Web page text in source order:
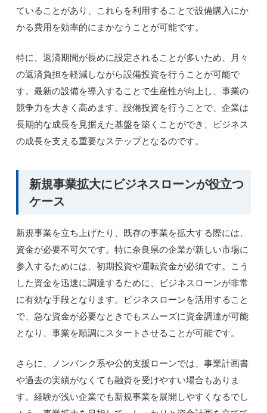
ていることがあり、これらを利用することで設備購入にか
かる費用を効率的にまかなうことが可能です。
特に、返済期間が長めに設定されることが多いため、月々
の返済負担を軽減しながら設備投資を行うことが可能で
す。最新の設備を導入することで生産性が向上し、事業の
競争力を大きく高めます。設備投資を行うことで、企業は
長期的な成長を見据えた基盤を築くことができ、ビジネス
の成長を支える重要なステップとなるのです。
新規事業拡大にビジネスローンが役立つ
ケース
新規事業を立ち上げたり、既存の事業を拡大する際には、
資金が必要不可欠です。特に奈良県の企業が新しい市場に
参入するためには、初期投資や運転資金が必須です。こう
した資金を迅速に調達するために、ビジネスローンが非常
に有効な手段となります。ビジネスローンを活用すること
で、急な資金が必要なときでもスムーズに資金調達が可能
となり、事業を順調にスタートさせることが可能です。
さらに、ノンバンク系や公的支援ローンでは、事業計画書
や過去の実績がなくても融資を受けやすい場合もありま
す。経験が浅い企業でも新規事業を展開しやすくなるでし